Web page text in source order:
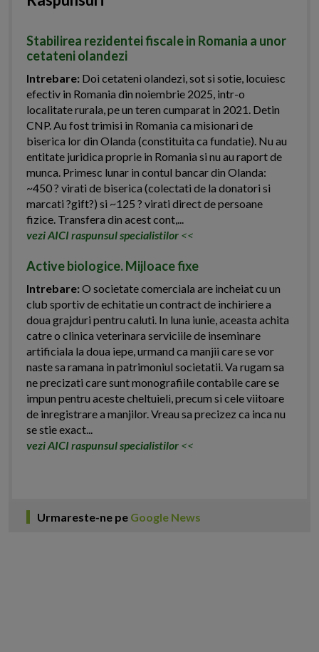
Stabilirea rezidentei fiscale in Romania a unor
cetateni olandezi
Intrebare: Doi cetateni olandezi, sot si sotie, locuiesc
efectiv in Romania din noiembrie 2025, intr-o
localitate rurala, pe un teren cumparat in 2021. Detin
CNP. Au fost trimisi in Romania ca misionari de
biserica lor din Olanda (constituita ca fundatie). Nu au
entitate juridica proprie in Romania si nu au raport de
munca. Primesc lunar in contul bancar din Olanda:
~450 ? virati de biserica (colectati de la donatori si
marcati ?gift?) si ~125 ? virati direct de persoane
fizice. Transfera din acest cont,...
vezi AICI raspunsul specialistilor <<
Active biologice. Mijloace fixe
Intrebare:O societate comerciala are incheiat cu un
club sportiv de echitatie un contract de inchiriere a
doua grajduri pentru caluti. In luna iunie, aceasta achita
catre o clinica veterinara serviciile de inseminare
artificiala la doua iepe, urmand ca manjii care se vor
naste sa ramana in patrimoniul societatii. Va rugam sa
ne precizati care sunt monografiile contabile care se
impun pentru aceste cheltuieli, precum si cele viitoare
de inregistrare a manjilor. Vreau sa precizez ca inca nu
se stie exact...
vezi AICI raspunsul specialistilor <<
Urmareste-ne pe Google News